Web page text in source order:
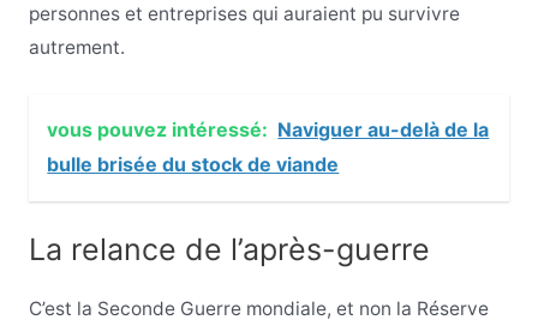
personnes et entreprises qui auraient pu survivre
autrement.
vous pouvez intéressé: Naviguer au-delà de la
bulle brisée du stock de viande
La relance de l’après-guerre
C’est la Seconde Guerre mondiale, et non la Réserve